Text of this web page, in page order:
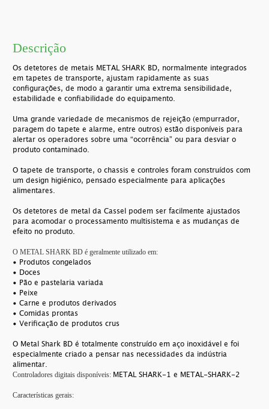
Descrição
Os detetores de metais METAL SHARK BD, normalmente integrados
em tapetes de transporte, ajustam rapidamente as suas
configurações, de modo a garantir uma extrema sensibilidade,
estabilidade e confiabilidade do equipamento.
Uma grande variedade de mecanismos de rejeição (empurrador,
paragem do tapete e alarme, entre outros) estão disponíveis para
alertar os operadores sobre uma “ocorrência” ou para desviar o
produto contaminado.
O tapete de transporte, o chassis e controles foram construídos com
um design higiénico, pensado especialmente para aplicações
alimentares.
Os detetores de metal da Cassel podem ser facilmente ajustados
para acomodar o processamento multisistema e as mudanças de
efeito no produto.
O METAL SHARK BD é geralmente utilizado em:
• Produtos congelados
• Doces
• Pão e pastelaria variada
• Peixe
• Carne e produtos derivados
• Comidas prontas
• Verificação de produtos crus
O Metal Shark BD é totalmente construído em aço inoxidável e foi
especialmente criado a pensar nas necessidades da indústria
alimentar.
Controladores digitais disponíveis: METAL SHARK-1 e METAL-SHARK-2
Características gerais: